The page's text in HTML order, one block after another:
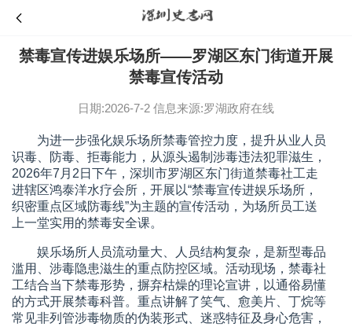
禁毒宣传进娱乐场所——罗湖区东门街道开展
禁毒宣传活动
日期:2026-7-2 信息来源:罗湖政府在线
为进一步强化娱乐场所禁毒管控力度，提升从业人员
识毒、防毒、拒毒能力，从源头遏制涉毒违法犯罪滋生，
2026年7月2日下午，深圳市罗湖区东门街道禁毒社工走
进辖区鸿泰洋水疗会所，开展以“禁毒宣传进娱乐场所，
织密重点区域防毒线”为主题的宣传活动，为场所员工送
上一堂实用的禁毒安全课。
娱乐场所人员流动量大、人员结构复杂，是新型毒品
滥用、涉毒隐患滋生的重点防控区域。活动现场，禁毒社
工结合当下禁毒形势，摒弃枯燥的理论宣讲，以通俗易懂
的方式开展禁毒科普。重点讲解了笑气、愈美片、丁烷等
常见非列管涉毒物质的伪装形式、迷惑特征及身心危害，